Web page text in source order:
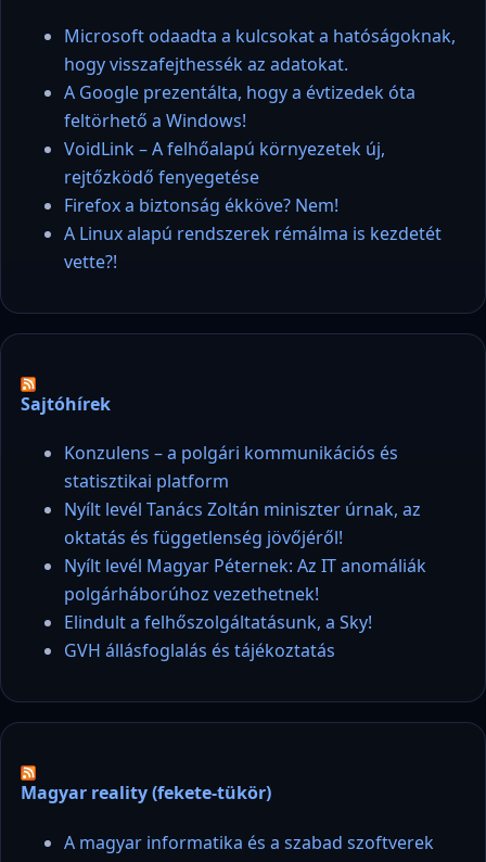
Microsoft odaadta a kulcsokat a hatóságoknak,
hogy visszafejthessék az adatokat.
A Google prezentálta, hogy a évtizedek óta
feltörhető a Windows!
VoidLink – A felhőalapú környezetek új,
rejtőzködő fenyegetése
Firefox a biztonság ékköve? Nem!
A Linux alapú rendszerek rémálma is kezdetét
vette?!
Sajtóhírek
Konzulens – a polgári kommunikációs és
statisztikai platform
Nyílt levél Tanács Zoltán miniszter úrnak, az
oktatás és függetlenség jövőjéről!
Nyílt levél Magyar Péternek: Az IT anomáliák
polgárháborúhoz vezethetnek!
Elindult a felhőszolgáltatásunk, a Sky!
GVH állásfoglalás és tájékoztatás
Magyar reality (fekete-tükör)
A magyar informatika és a szabad szoftverek